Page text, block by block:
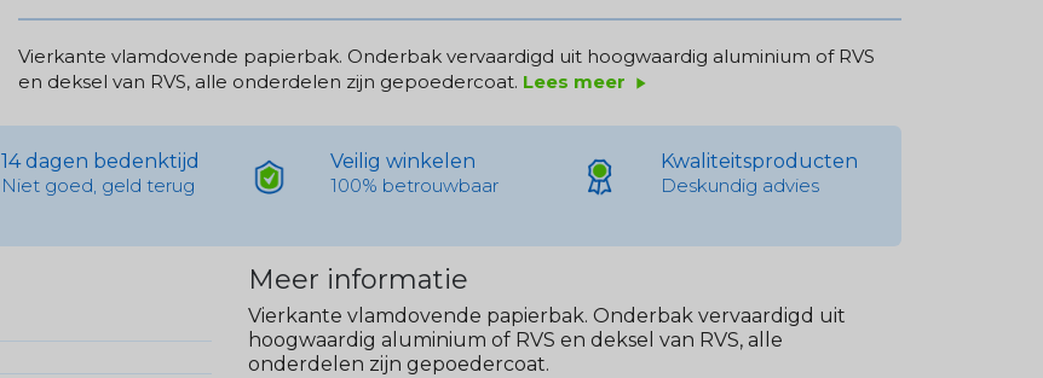
Vierkante vlamdovende papierbak. Onderbak vervaardigd uit hoogwaardig aluminium of RVS
en deksel van RVS, alle onderdelen zijn gepoedercoat. Lees meer play_arrow
14 dagen bedenktijd
Niet goed, geld terug
Veilig winkelen
100% betrouwbaar
Kwaliteitsproducten
Deskundig advies
Meer informatie
Vierkante vlamdovende papierbak. Onderbak vervaardigd uit
hoogwaardig aluminium of RVS en deksel van RVS, alle
onderdelen zijn gepoedercoat.